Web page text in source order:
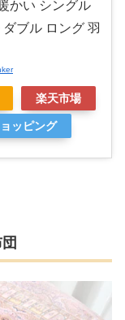
かい シングル
ブル ロング 羽
楽天市場
ッピング